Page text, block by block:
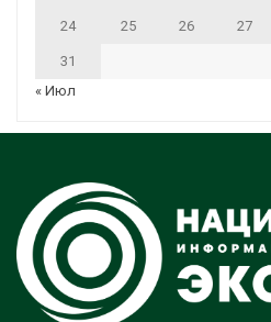
24 25 26 27
31
« Июл